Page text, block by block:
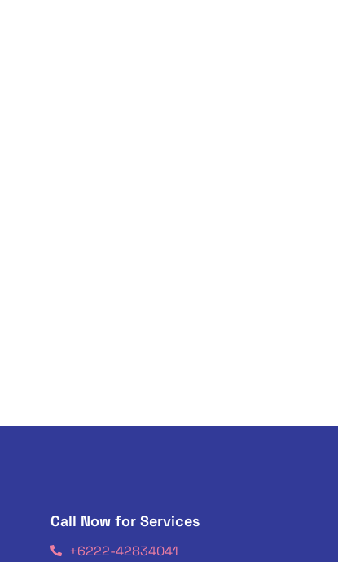
Call Now for Services
+6222-42834041